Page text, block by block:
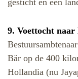
9. Voettocht
Bär op de 400
Hollandia (nu